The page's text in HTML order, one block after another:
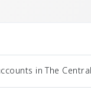
in The